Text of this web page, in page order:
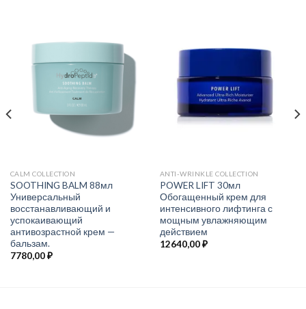
CALM COLLECTION
SOOTHING BALM 88мл
Универсальный
восстанавливающий и
успокаивающий
антивозрастной крем —
бальзам.
7780,00₽
ANTI-WRINKLE COLLECTION
POWER LIFT 30мл
Обогащенный крем для
интенсивного лифтинга с
мощным увлажняющим
действием
12640,00₽